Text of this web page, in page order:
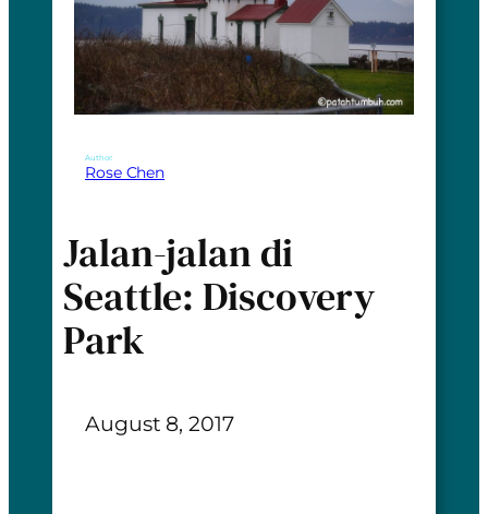
Author:
Rose Chen
Jalan-jalan di
Seattle: Discovery
Park
August 8, 2017